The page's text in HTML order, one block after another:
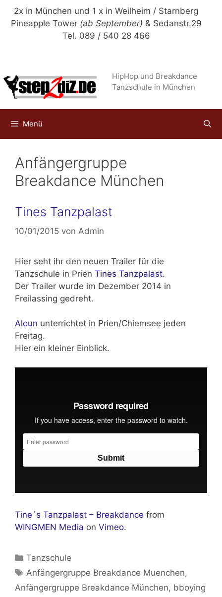
Zum
Inhalt
2x in München und 1 x in Weilheim / Starnberg
Pineapple Tower (ab September) & Sedanstr.29
Tel. 089 / 540 28 466
HipHop und Breakdance
Tanzschule in München
Menü
Anfängergruppe
Breakdance München
Tines Tanzpalast
10/01/2015 von Admin
Hier seht ihr den neuen Trailer für die
Tanzschule in Prien Tines Tanzpalast.
Der Trailer wurde im Dezember 2014 in
Freilassing gedreht.
Aloun unterrichtet in Prien/Chiemsee jeden
Freitag.
Hier ein kleiner Einblick.
Tine´s Tanzpalast – Breakdance from
WINGMEN Media on Vimeo.
Kategorien
Tanzschule
Schlagwörter
Anfängergruppe Breakdance Muenchen,
Anfängergruppe Breakdance München, bboying